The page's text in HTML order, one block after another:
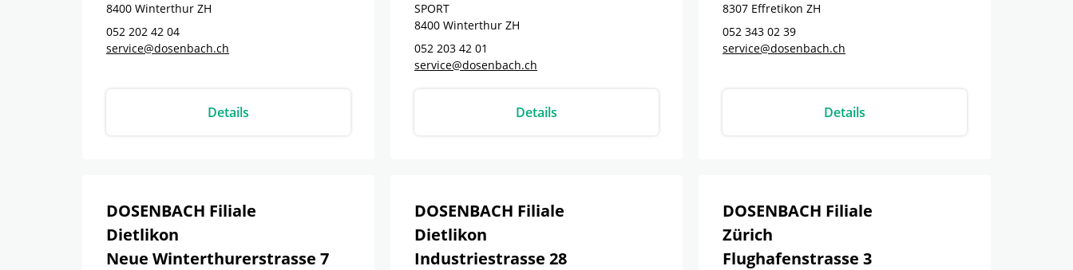
8400 Winterthur ZH
052 202 42 04
service@dosenbach.ch
Details
SPORT
8400 Winterthur ZH
052 203 42 01
service@dosenbach.ch
Details
8307 Effretikon ZH
052 343 02 39
service@dosenbach.ch
Details
DOSENBACH Filiale
Dietlikon
Neue Winterthurerstrasse 7
DOSENBACH Filiale
Dietlikon
Industriestrasse 28
DOSENBACH Filiale
Zürich
Flughafenstrasse 3